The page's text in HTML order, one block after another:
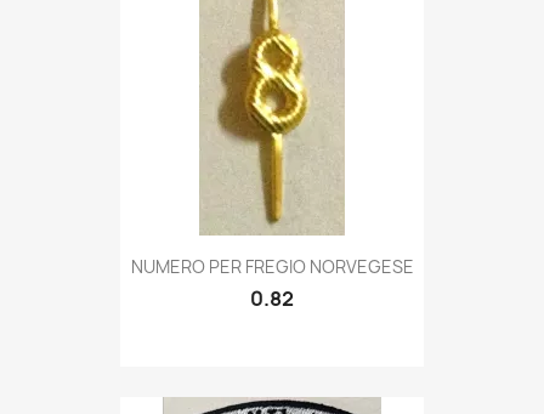
Quick view
NUMERO PER FREGIO NORVEGESE
0.82